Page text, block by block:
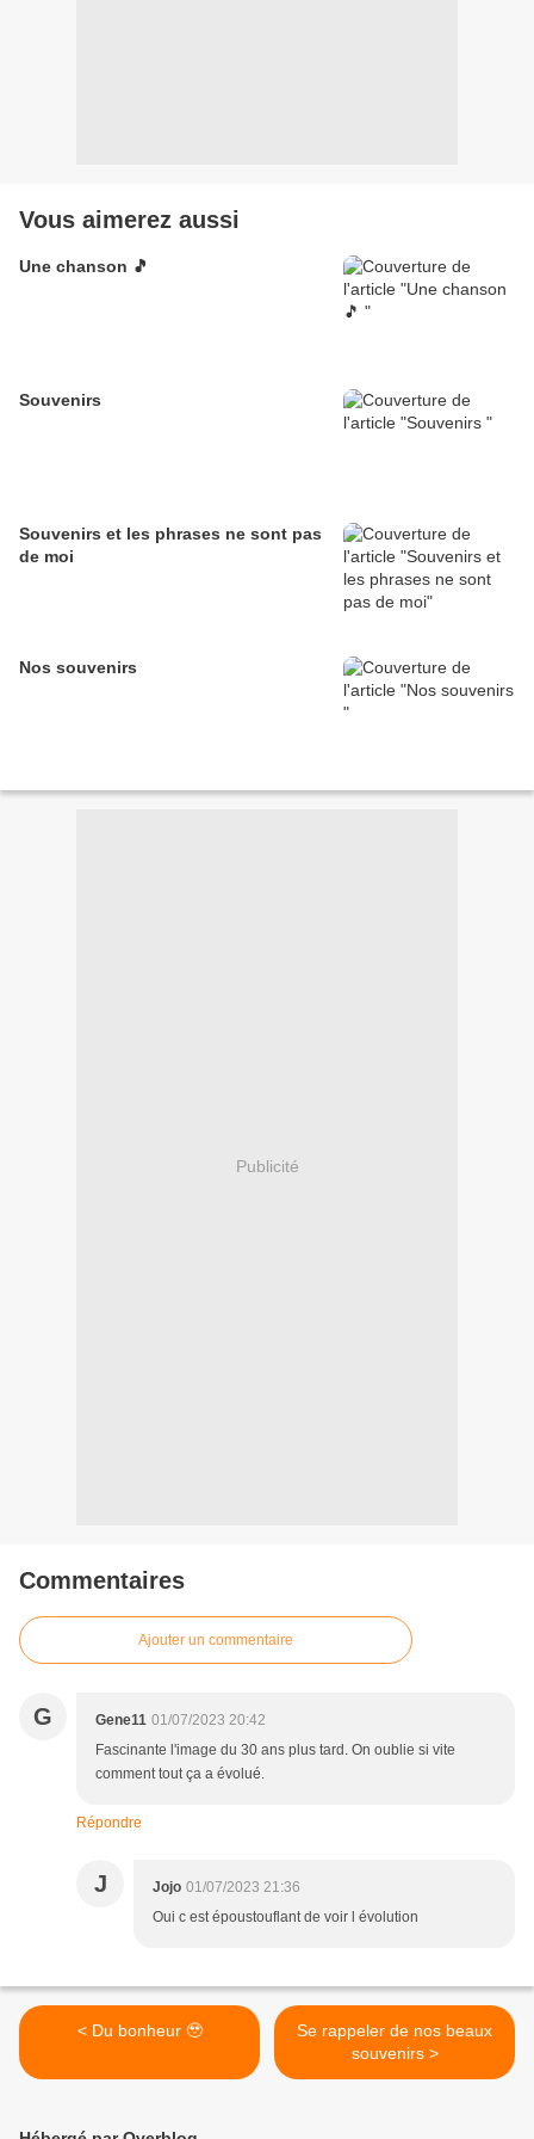
Vous aimerez aussi
Une chanson 🎵
Souvenirs
Souvenirs et les phrases ne sont pas
de moi
Nos souvenirs
Publicité
Commentaires
Ajouter un commentaire
G Gene11 01/07/2023 20:42
Fascinante l'image du 30 ans plus tard. On oublie si vite
comment tout ça a évolué.
Répondre
J Jojo 01/07/2023 21:36
Oui c est époustouflant de voir l évolution
< Du bonheur 🥹
Se rappeler de nos beaux
souvenirs >